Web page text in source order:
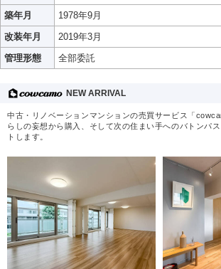
築年月
1978年9月
改装年月
2019年3月
管理形態
全部委託
NEW ARRIVAL
中古・リノベーションマンションの売買サービス「
らしの妄想から購入、そして次の住まい手へのバトンパ
トします。